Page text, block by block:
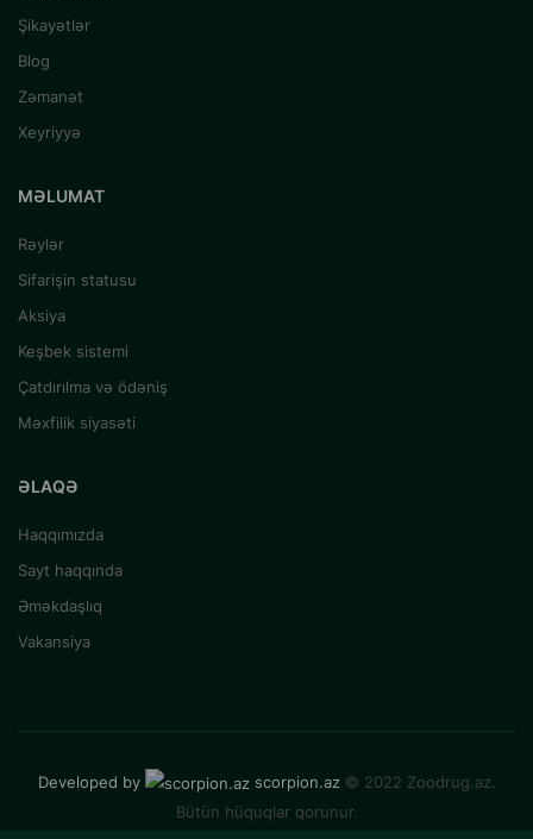
Şikayətlər
Blog
Zəmanət
Xeyriyyə
MƏLUMAT
Rəylər
Sifarişin statusu
Aksiya
Keşbek sistemi
Çatdırılma və ödəniş
Məxfilik siyasəti
ƏLAQƏ
Haqqımızda
Sayt haqqında
Əməkdaşlıq
Vakansiya
Developed by scorpion.az © 2022 Zoodrug.az.
Bütün hüquqlar qorunur.